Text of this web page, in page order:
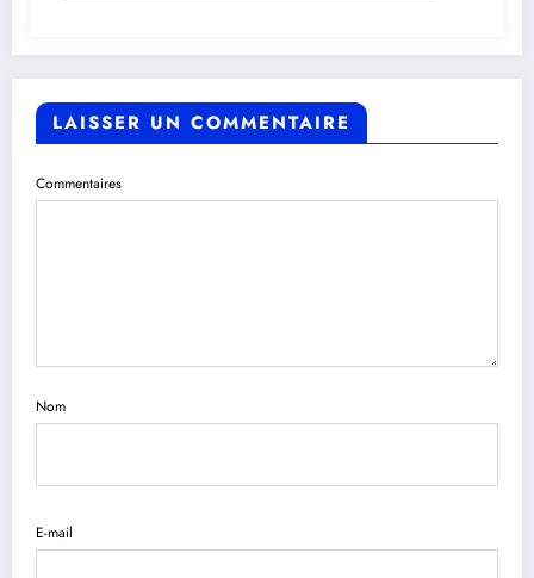
LAISSER UN COMMENTAIRE
Commentaires
Nom
E-mail